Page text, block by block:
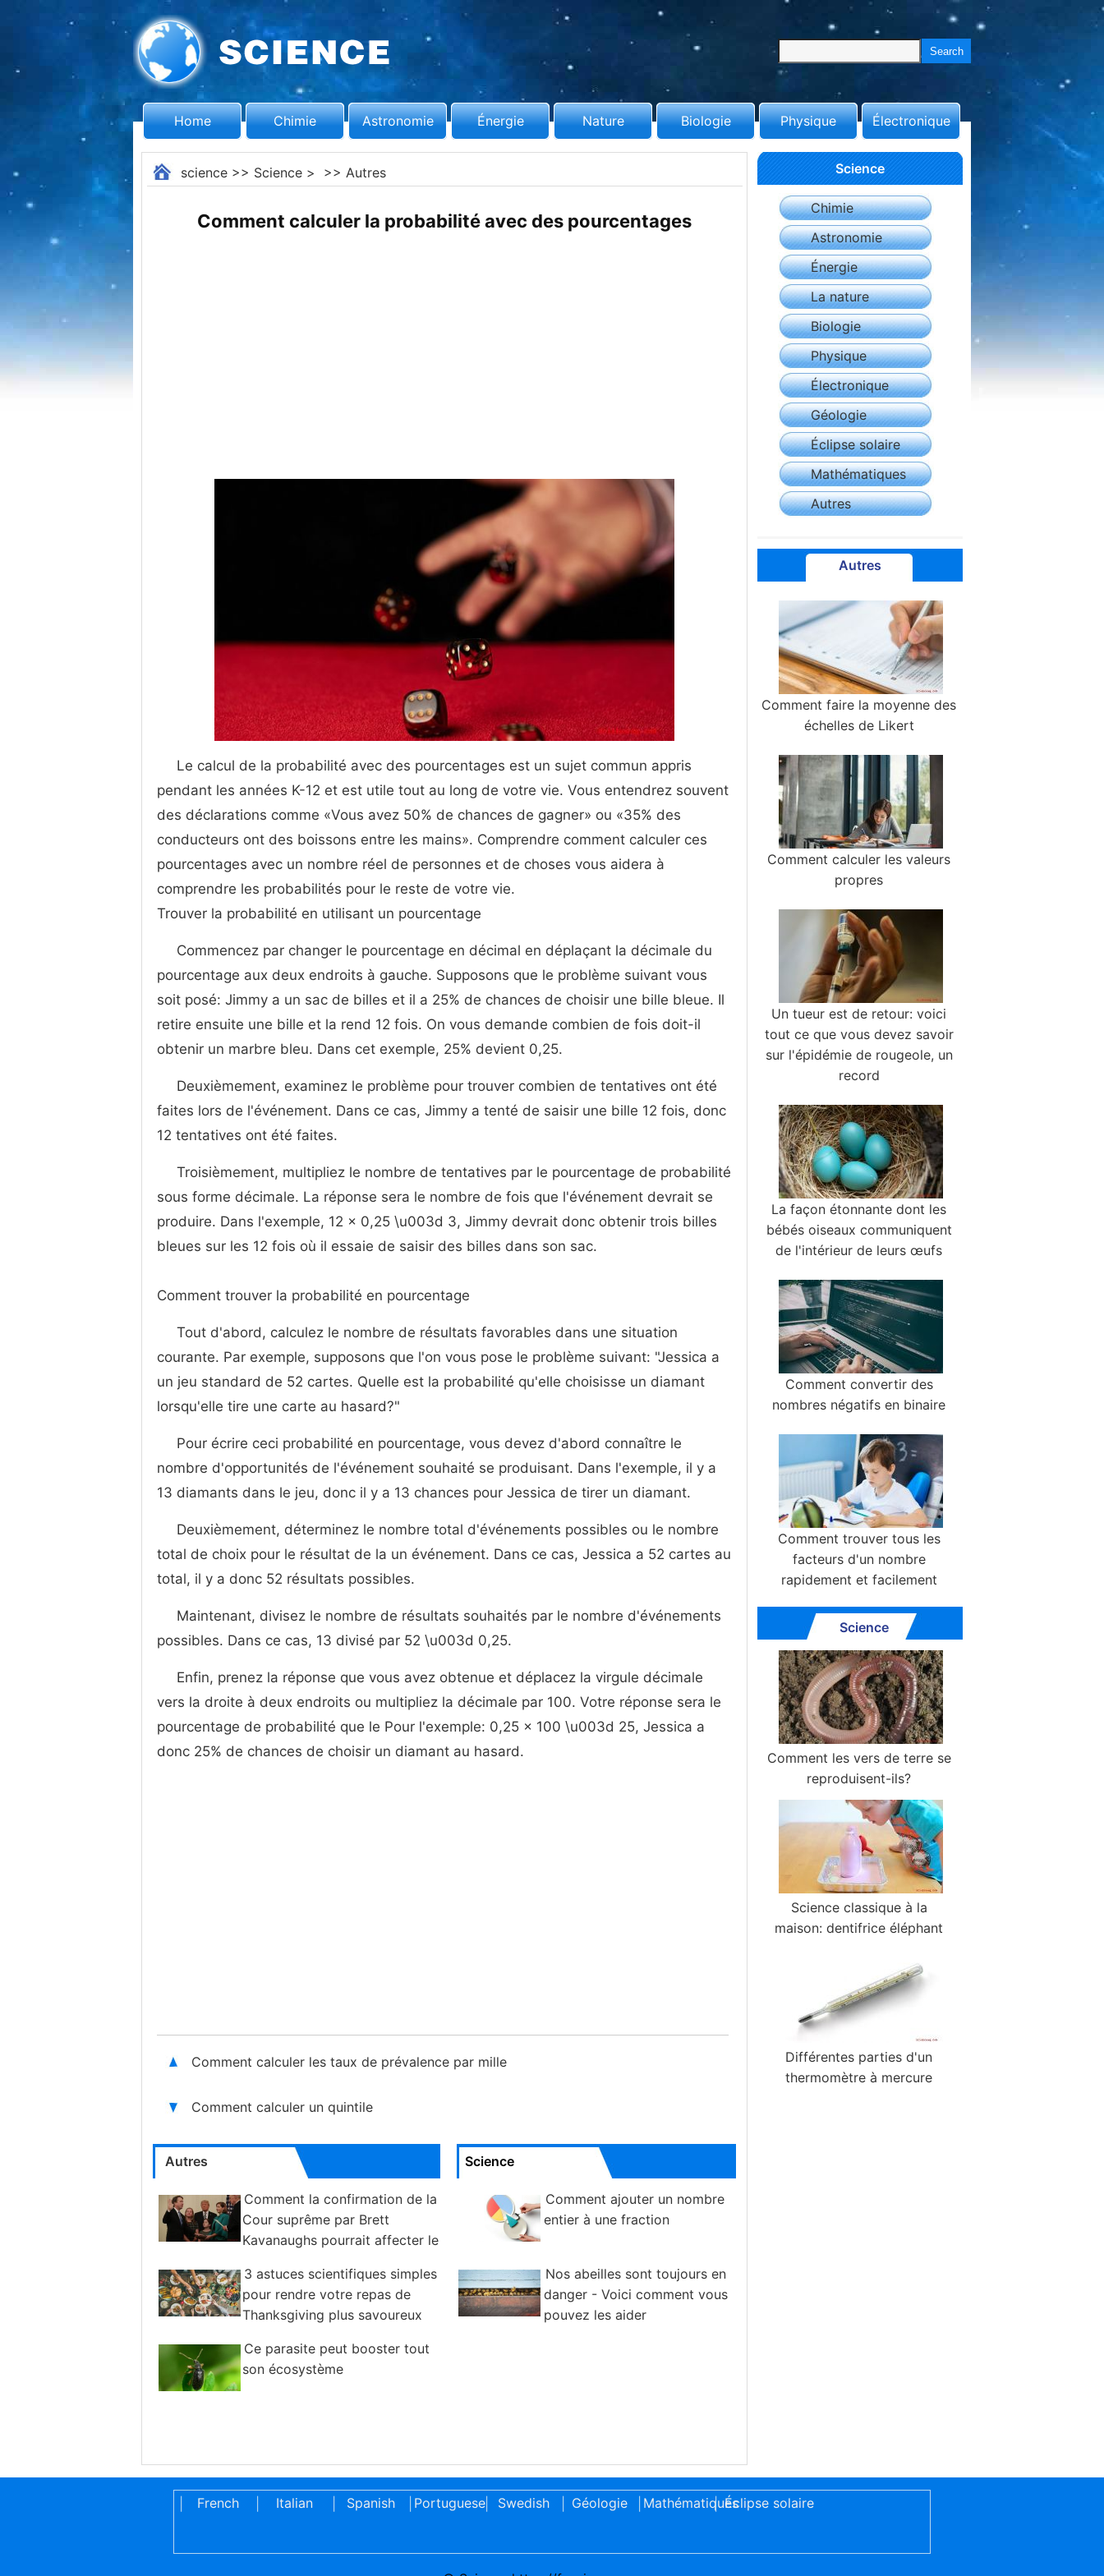
Home Chimie Astronomie Énergie Nature Biologie Physique Électronique
science>> Science> >> Autres
Comment calculer la probabilité avec des pourcentages
Le calcul de la probabilité avec des pourcentages est un sujet commun appris
pendant les années K-12 et est utile tout au long de votre vie. Vous entendrez souvent
des déclarations comme «Vous avez 50% de chances de gagner» ou «35% des
conducteurs ont des boissons entre les mains». Comprendre comment calculer ces
pourcentages avec un nombre réel de personnes et de choses vous aidera à
comprendre les probabilités pour le reste de votre vie.
Trouver la probabilité en utilisant un pourcentage
Commencez par changer le pourcentage en décimal en déplaçant la décimale du
pourcentage aux deux endroits à gauche. Supposons que le problème suivant vous
soit posé: Jimmy a un sac de billes et il a 25% de chances de choisir une bille bleue. Il
retire ensuite une bille et la rend 12 fois. On vous demande combien de fois doit-il
obtenir un marbre bleu. Dans cet exemple, 25% devient 0,25.
Deuxièmement, examinez le problème pour trouver combien de tentatives ont été
faites lors de l'événement. Dans ce cas, Jimmy a tenté de saisir une bille 12 fois, donc
12 tentatives ont été faites.
Troisièmement, multipliez le nombre de tentatives par le pourcentage de probabilité
sous forme décimale. La réponse sera le nombre de fois que l'événement devrait se
produire. Dans l'exemple, 12 x 0,25 \u003d 3, Jimmy devrait donc obtenir trois billes
bleues sur les 12 fois où il essaie de saisir des billes dans son sac.
Comment trouver la probabilité en pourcentage
Tout d'abord, calculez le nombre de résultats favorables dans une situation
courante. Par exemple, supposons que l'on vous pose le problème suivant: "Jessica a
un jeu standard de 52 cartes. Quelle est la probabilité qu'elle choisisse un diamant
lorsqu'elle tire une carte au hasard?"
Pour écrire ceci probabilité en pourcentage, vous devez d'abord connaître le
nombre d'opportunités de l'événement souhaité se produisant. Dans l'exemple, il y a
13 diamants dans le jeu, donc il y a 13 chances pour Jessica de tirer un diamant.
Deuxièmement, déterminez le nombre total d'événements possibles ou le nombre
total de choix pour le résultat de la un événement. Dans ce cas, Jessica a 52 cartes au
total, il y a donc 52 résultats possibles.
Maintenant, divisez le nombre de résultats souhaités par le nombre d'événements
possibles. Dans ce cas, 13 divisé par 52 \u003d 0,25.
Enfin, prenez la réponse que vous avez obtenue et déplacez la virgule décimale
vers la droite à deux endroits ou multipliez la décimale par 100. Votre réponse sera le
pourcentage de probabilité que le Pour l'exemple: 0,25 x 100 \u003d 25, Jessica a
donc 25% de chances de choisir un diamant au hasard.
Comment calculer les taux de prévalence par mille
Comment calculer un quintile
Autres
Comment la confirmation de la
Cour suprême par Brett
Kavanaughs pourrait affecter le
3 astuces scientifiques simples
pour rendre votre repas de
Thanksgiving plus savoureux
Ce parasite peut booster tout
son écosystème
Science
Comment ajouter un nombre
entier à une fraction
Nos abeilles sont toujours en
danger - Voici comment vous
pouvez les aider
Science
Chimie
Astronomie
Énergie
La nature
Biologie
Physique
Électronique
Géologie
Éclipse solaire
Mathématiques
Autres
Autres
Comment faire la moyenne des
échelles de Likert
Comment calculer les valeurs
propres
Un tueur est de retour: voici
tout ce que vous devez savoir
sur l'épidémie de rougeole, un
record
La façon étonnante dont les
bébés oiseaux communiquent
de l'intérieur de leurs œufs
Comment convertir des
nombres négatifs en binaire
Comment trouver tous les
facteurs d'un nombre
rapidement et facilement
Science
Comment les vers de terre se
reproduisent-ils?
Science classique à la
maison: dentifrice éléphant
Différentes parties d'un
thermomètre à mercure
French Italian Spanish Portuguese| Swedish Géologie Mathématiques
| Éclipse solaire